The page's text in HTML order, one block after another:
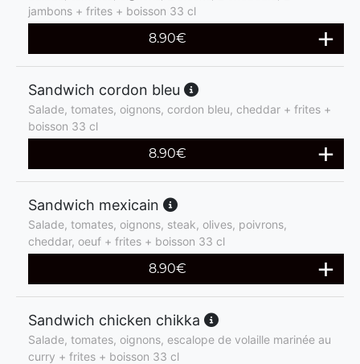
jambons + frites + boisson 33 cl
8.90€
Sandwich cordon bleu
Salade, tomates, oignons, cordon bleu, cheddar + frites +
boisson 33 cl
8.90€
Sandwich mexicain
Salade, tomates, oignons, steak, olives, poivrons,
cheddar, oeuf + frites + boisson 33 cl
8.90€
Sandwich chicken chikka
Salade, tomates, oignons, escalope de volaille marinée au
curry + frites + boisson 33 cl